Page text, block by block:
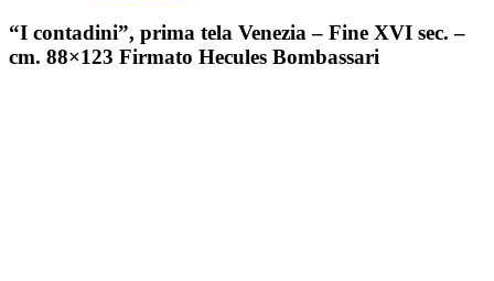
“I contadini”, prima tela Venezia – Fine XVI sec. –
cm. 88×123 Firmato Hecules Bombassari